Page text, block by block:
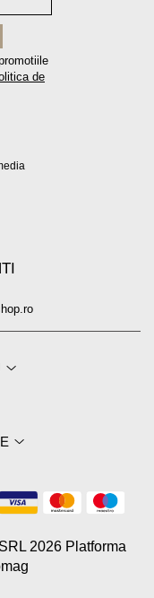
de
2026 Platforma